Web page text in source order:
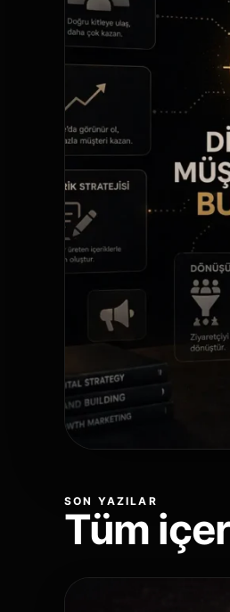
SON YAZILAR
Tüm